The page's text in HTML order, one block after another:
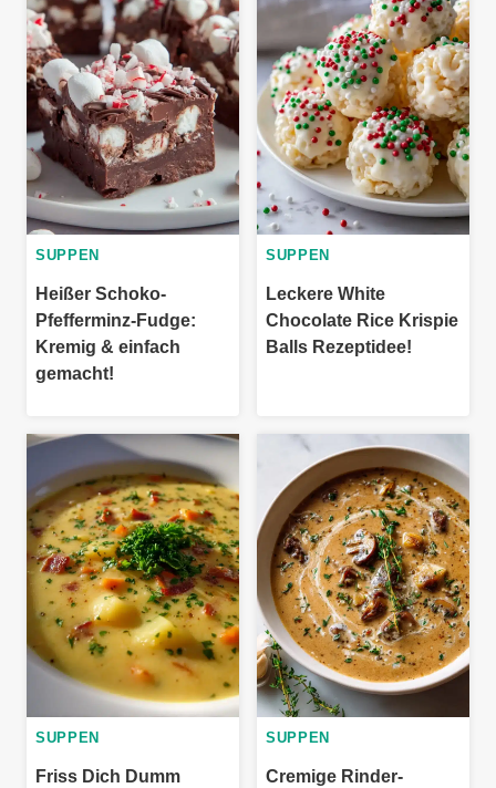
SUPPEN
Heißer Schoko-
Pfefferminz-Fudge:
Kremig & einfach
gemacht!
SUPPEN
Leckere White
Chocolate Rice Krispie
Balls Rezeptidee!
SUPPEN
Friss Dich Dumm
SUPPEN
Cremige Rinder-